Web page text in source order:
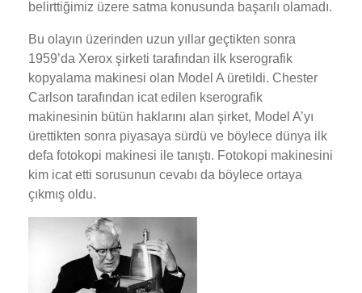
belirttiğimiz üzere satma konusunda başarılı olamadı.
Bu olayın üzerinden uzun yıllar geçtikten sonra
1959’da Xerox şirketi tarafından ilk kserografik
kopyalama makinesi olan Model A üretildi. Chester
Carlson tarafından icat edilen kserografik
makinesinin bütün haklarını alan şirket, Model A’yı
ürettikten sonra piyasaya sürdü ve böylece dünya ilk
defa fotokopi makinesi ile tanıştı. Fotokopi makinesini
kim icat etti sorusunun cevabı da böylece ortaya
çıkmış oldu.